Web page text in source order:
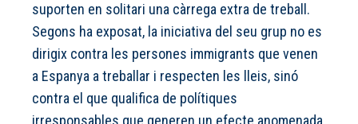
suporten en solitari una càrrega extra de treball.
Segons ha exposat, la iniciativa del seu grup no es
dirigix contra les persones immigrants que venen
a Espanya a treballar i respecten les lleis, sinó
contra el que qualifica de polítiques
irresponsables que generen un efecte anomenada